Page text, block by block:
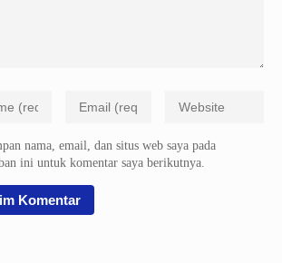
nama, email, dan situs web saya pada
ini untuk komentar saya berikutnya.